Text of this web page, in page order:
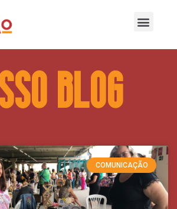
bLOG
COMUNICAÇÃO